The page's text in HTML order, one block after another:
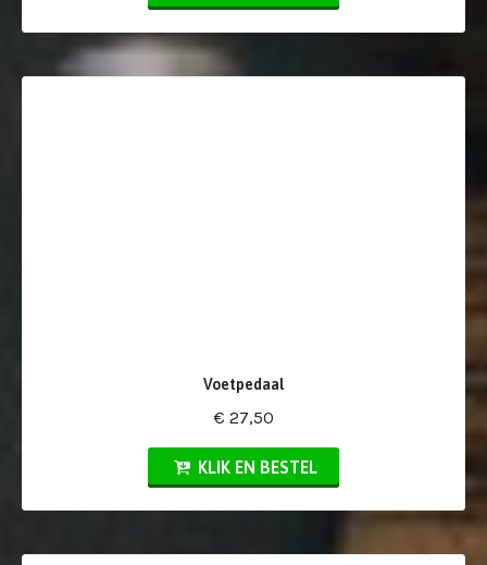
Voetpedaal
€ 27,50
KLIK EN BESTEL